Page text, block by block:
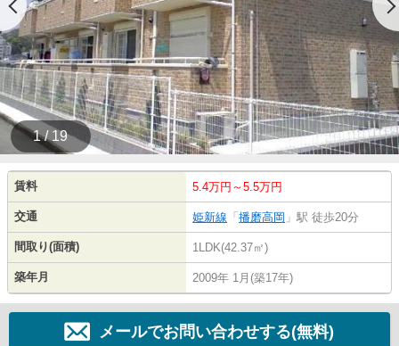
1 / 19
賃料 5.4万円～5.5万円
交通 姫新線 「 播磨高岡 」駅 徒歩20分
間取り(面積) 1LDK(42.37㎡)
築年月 2009年 1月(築17年)
メールでお問い合わせする(無料)